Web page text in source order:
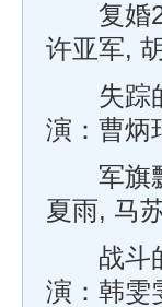
复婚
许亚军,
失踪的
演：曹炳
军旗飘
夏雨, 马
战斗的
演：韩雯